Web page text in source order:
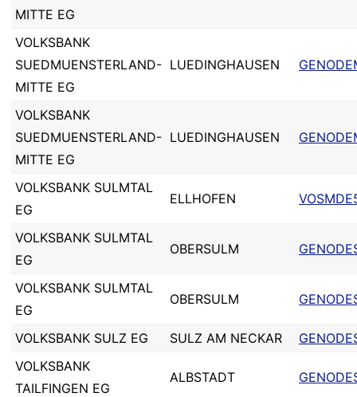
MITTE EG
VOLKSBANK
SUEDMUENSTERLAND-
MITTE EG
LUEDINGHAUSEN
VOLKSBANK
SUEDMUENSTERLAND-
MITTE EG
LUEDINGHAUSEN
VOLKSBANK SULMTAL
EG
ELLHOFEN
VOLKSBANK SULMTAL
EG
OBERSULM
VOLKSBANK SULMTAL
EG
OBERSULM
VOLKSBANK SULZ EG SULZ AM NECKAR
VOLKSBANK
TAILFINGEN EG
ALBSTADT